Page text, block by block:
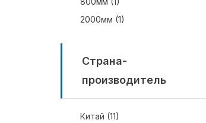
2000мм (1)
Страна-
производитель
Китай (11)